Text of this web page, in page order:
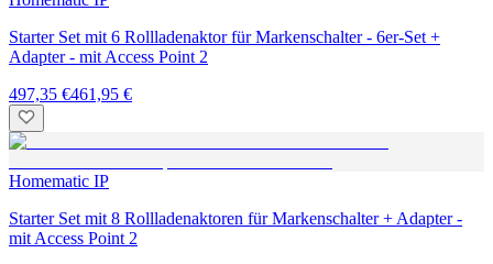
Starter Set mit 6 Rollladenaktor für Markenschalter - 6er-Set +
Adapter - mit Access Point 2
497,35 €461,95 €
Homematic IP
Starter Set mit 8 Rollladenaktoren für Markenschalter + Adapter -
mit Access Point 2